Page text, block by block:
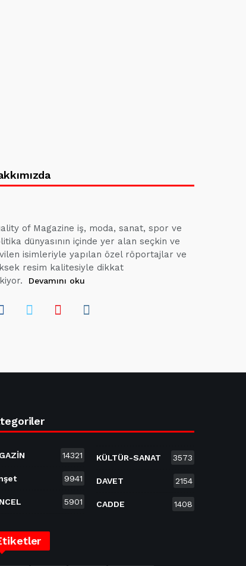
of Magazine iş, moda, sanat, spor ve
dünyasının içinde yer alan seçkin ve
isimleriyle yapılan özel röportajlar ve
resim kalitesiyle dikkat
Devamını oku
14321
9941
5901
KÜLTÜR-SANAT 3573
DAVET 2154
CADDE 1408